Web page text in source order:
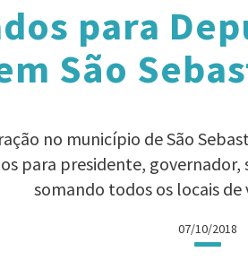
para
São
no município de São
para presidente,
somando todos os locais
07/10/2018